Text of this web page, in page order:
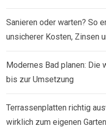
Sanieren oder warten? So
unsicherer Kosten, Zinsen
Modernes Bad planen:
bis zur Umsetzung
Terrassenplatten richtig
wirklich zum eigenen